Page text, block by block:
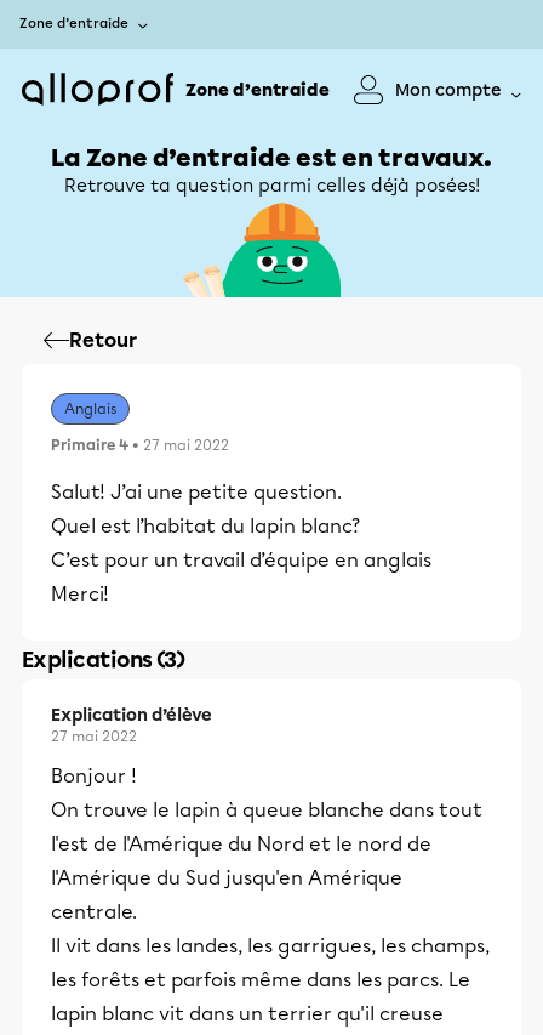
Zone d’entraide
Zone d’entraide Mon compte
La Zone d’entraide est en travaux.
Retrouve ta question parmi celles déjà posées!
Retour
Anglais
Primaire 4 • 27 mai 2022
Salut! J’ai une petite question.
Quel est l’habitat du lapin blanc?
C’est pour un travail d’équipe en anglais
Merci!
Explications (3)
Explication d’élève
27 mai 2022
Bonjour !
On trouve le lapin à queue blanche dans tout
l'est de l'Amérique du Nord et le nord de
l'Amérique du Sud jusqu'en Amérique
centrale.
Il vit dans les landes, les garrigues, les champs,
les forêts et parfois même dans les parcs. Le
lapin blanc vit dans un terrier qu'il creuse